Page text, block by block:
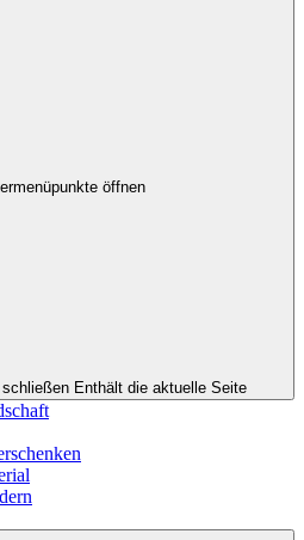
öffnen
Enthält die aktuelle Seite